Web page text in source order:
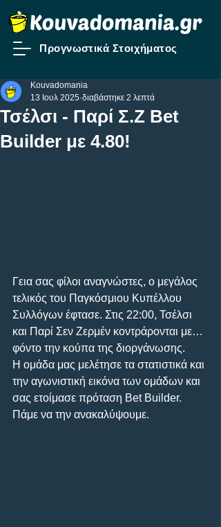
Προγνωστικά Στοιχήματος
Τσέλσι - Παρί Σ.Ζ Bet
Builder με 4.80!
Kouvadomania
13 Ιουλ 2025 διαβάστηκε 2 λεπτά
Γεια σας φίλοι αναγνώστες, o μεγάλος
τελικός του Παγκόσμιου Κυπέλλου
Συλλόγων έφτασε. Στις 22:00, Τσέλσι
και Παρί Σεν Ζερμέν κοντράρονται με…
φόντο την κούπα της διοργάνωσης.
Η ομάδα μας μελέτησε τα στατιστικά και
την αγωνιστική εικόνα των ομάδων και
σας ετοίμασε πρόταση Bet Builder.
Πάμε να την ανακαλύψουμε.